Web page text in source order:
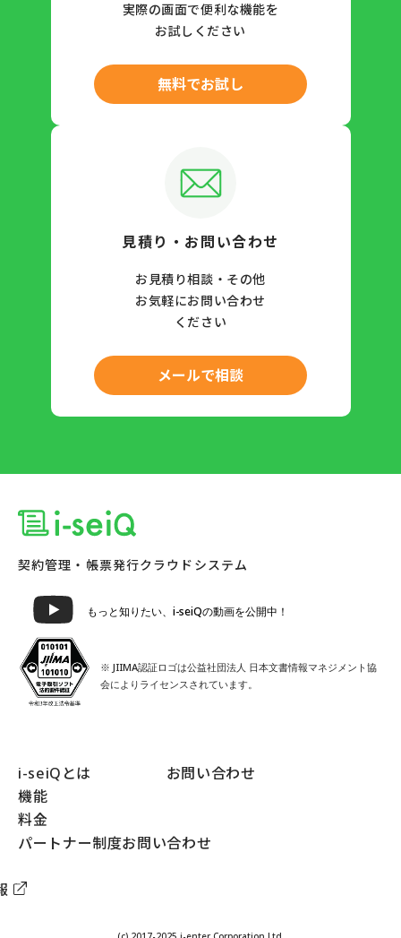
実際の画面で便利な機能を
お試しください
無料でお試し
見積り・お問い合わせ
お見積り相談・その他
お気軽にお問い合わせ
ください
メールで相談
契約管理・帳票発行クラウドシステム
もっと知りたい、i-seiQの動画を公開中！
※ JIIMA認証ロゴは公益社団法人 日本文書情報マネジメント協
会によりライセンスされています。
i-seiQとは
機能
料金
パートナー制度お問い合わせ
お問い合わせ